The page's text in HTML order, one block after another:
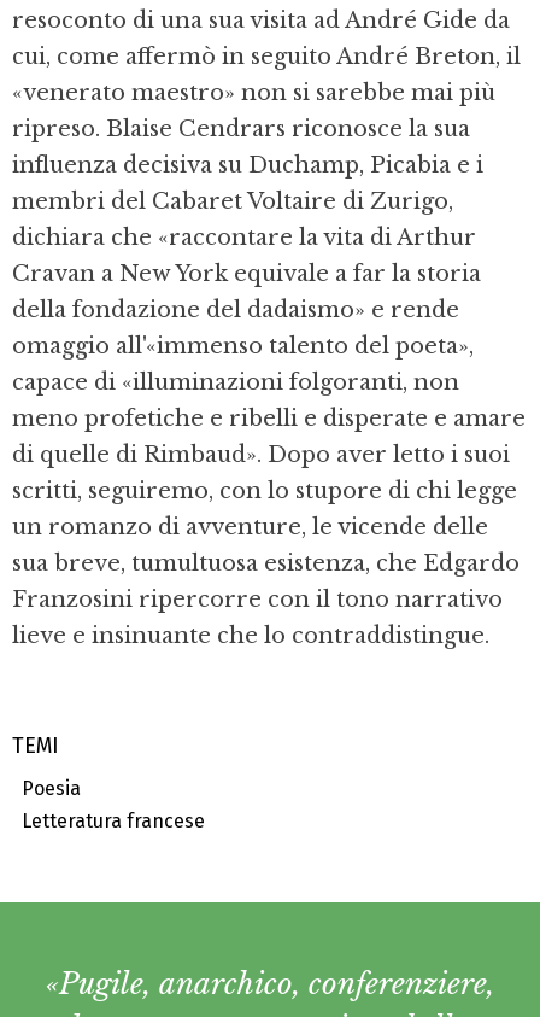
TEMI
Poesia
Letteratura francese
resoconto di una sua visita ad André Gide da
cui, come affermò in seguito André Breton, il
«venerato maestro» non si sarebbe mai più
ripreso. Blaise Cendrars riconosce la sua
influenza decisiva su Duchamp, Picabia e i
membri del Cabaret Voltaire di Zurigo,
dichiara che «raccontare la vita di Arthur
Cravan a New York equivale a far la storia
della fondazione del dadaismo» e rende
omaggio all'«immenso talento del poeta»,
capace di «illuminazioni folgoranti, non
meno profetiche e ribelli e disperate e amare
di quelle di Rimbaud». Dopo aver letto i suoi
scritti, seguiremo, con lo stupore di chi legge
un romanzo di avventure, le vicende delle
sua breve, tumultuosa esistenza, che Edgardo
Franzosini ripercorre con il tono narrativo
lieve e insinuante che lo contraddistingue.
«Pugile, anarchico, conferenziere,